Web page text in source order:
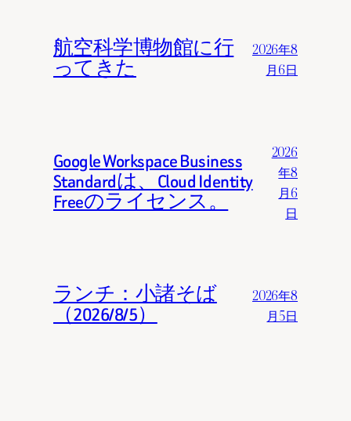
航空科学博物館に行
ってきた
2026年8
月6日
Google Workspace Business
Standardは、Cloud Identity
Freeのライセンス。
2026
年8
月6
日
ランチ：小諸そば
（2026/8/5）
2026年8
月5日